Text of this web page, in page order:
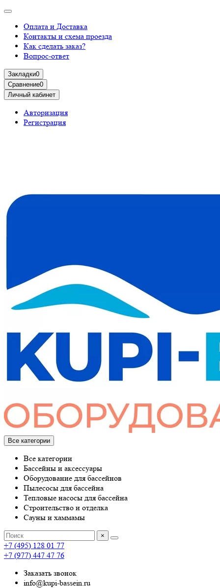
Оплата и Доставка
Контакты и схема проезда
Как сделать заказ?
Вопрос-ответ
Закладки0
Сравнение0
Личный кабинет
Авторизация
Регистрация
Все категории
Все категории
Бассейны и аксессуары
Оборудование для бассейнов
Пылесосы для бассейна
Тепловые насосы для бассейна
Строительство и отделка
Сауны и хаммамы
×
+7 (495) 128 01 77
+7 (977) 447 47 76
Заказать звонок
info@kupi-bassein.ru